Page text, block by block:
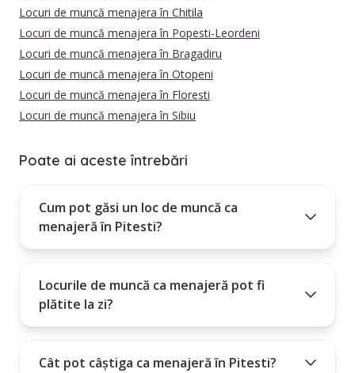
Locuri de muncă menajera în Chitila
Locuri de muncă menajera în Popesti-Leordeni
Locuri de muncă menajera în Bragadiru
Locuri de muncă menajera în Otopeni
Locuri de muncă menajera în Floresti
Locuri de muncă menajera în Sibiu
Poate ai aceste întrebări
Cum pot găsi un loc de muncă ca
menajeră în Pitesti?
Locurile de muncă ca menajeră pot fi
plătite la zi?
Cât pot câștiga ca menajeră în Pitesti?